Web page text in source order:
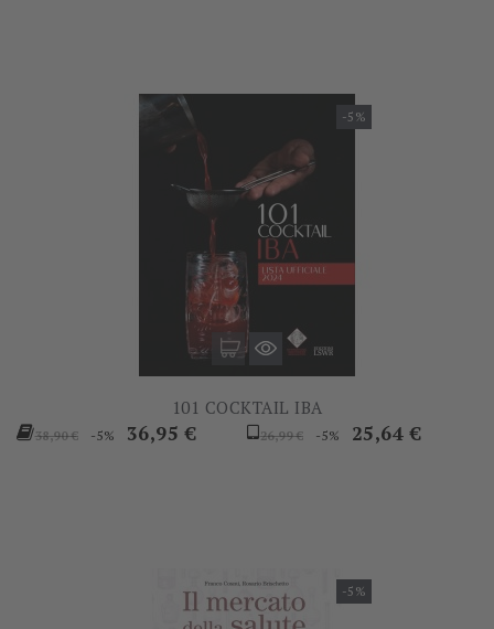
-5%
101 COCKTAIL IBA
Prezzo
38,90 € -5% Prezzo
36,95 €
Prezzo
26,99 € -5% Prezzo
25,64 €
-5%